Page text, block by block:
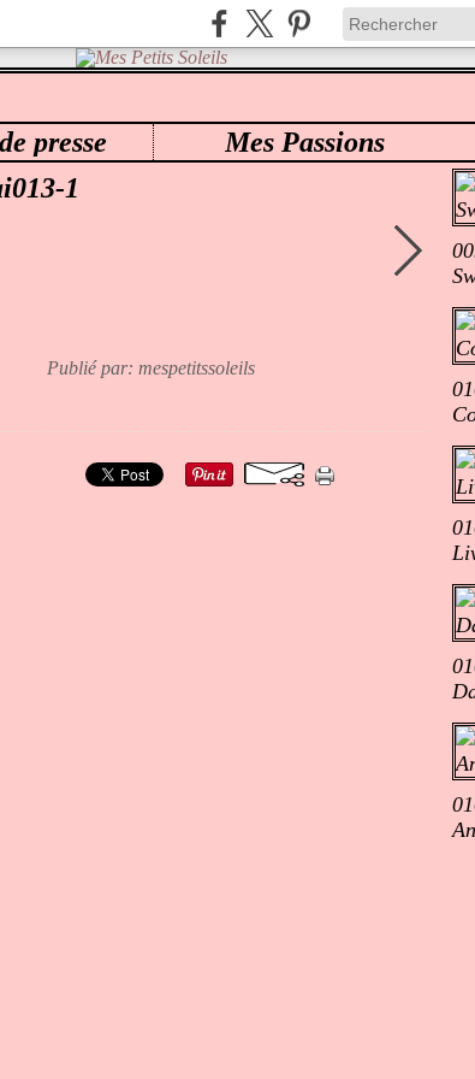
presse
Mes Passions
> 70 LOIC > PORTRAITVRAI013-1
1
Publié par: mespetitssoleils